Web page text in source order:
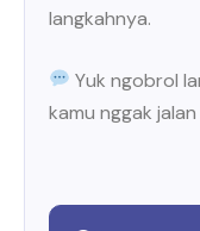
langkahnya.
Yuk ngobrol
kamu nggak